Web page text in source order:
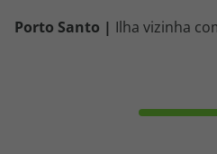
Porto Santo | Ilha vizinha